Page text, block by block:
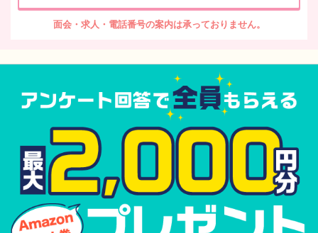
面会・求人・電話番号の案内は承っておりません。